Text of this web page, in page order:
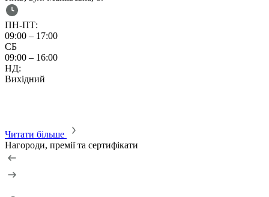
ПН-ПТ:
09:00 – 17:00
СБ
09:00 – 16:00
НД:
Вихідний
Читати більше
Нагороди, премії та сертифікати